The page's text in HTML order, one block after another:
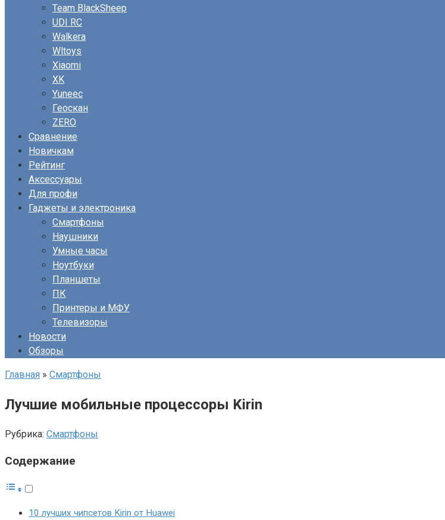
Team BlackSheep
UDI RC
Walkera
Wltoys
Xiaomi
XK
Yuneec
Геоскан
ZERO
Сравнение
Новичкам
Рейтинг
Аксессуары
Для профи
Гаджеты и электроника
Смартфоны
Наушники
Умные часы
Ноутбуки
Планшеты
ПК
Принтеры и МФУ
Телевизоры
Новости
Обзоры
Главная » Смартфоны
Лучшие мобильные процессоры Kirin
Рубрика: Смартфоны
Содержание
10 лучших чипсетов Kirin от Huawei